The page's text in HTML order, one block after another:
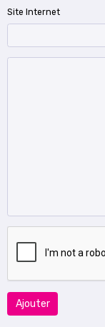
Site Internet
Ajouter